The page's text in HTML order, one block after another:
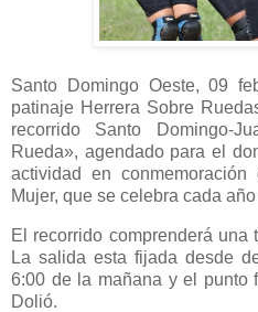
Santo Domingo Oeste, 09
patinaje Herrera Sobre
recorrido Santo Domingo-
Rueda», agendado para el
actividad en
Mujer, que se celebra cada
El recorrido comprenderá una
La salida esta fijada desde
6:00 de la mañana y el punto
Dolió.